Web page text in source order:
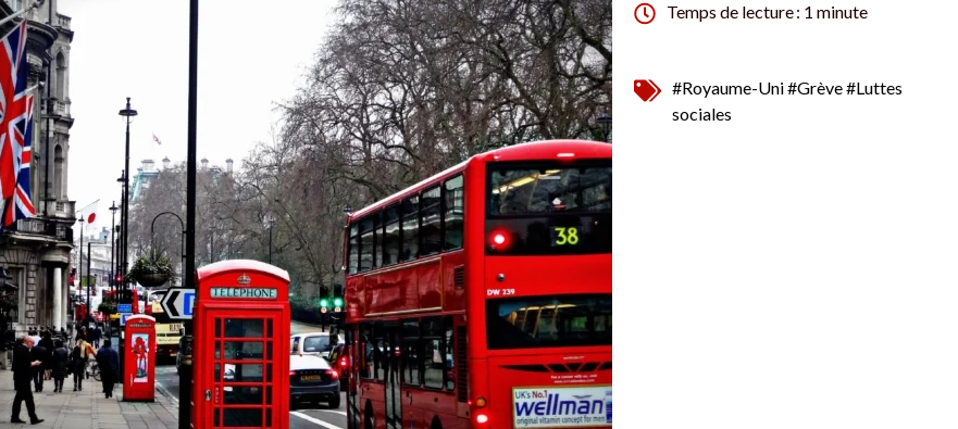
Temps de lecture : 1 minute
#Royaume-Uni#Grève#Luttes
sociales